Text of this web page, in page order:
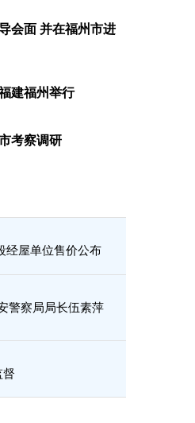
会面 并在福州市进
建福州举行
考察调研
经屋单位售价公布
警察局局长伍素萍
督